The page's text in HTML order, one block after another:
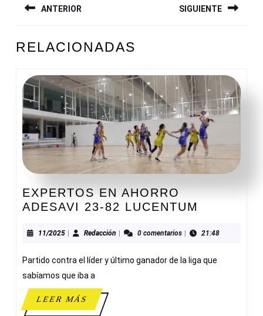
DE
ANTERIOR
anterior:
SIGUIENTE
entrada:
RELACIONADAS
EXPERTOS EN AHORRO
ADESAVI 23-82 LUCENTUM
AHORRO
23-
11/202511/2025
| Redacción Redacción
| 0 comentarios | 21:48
Partido contra el líder y último ganador de la liga que
sabíamos que iba a
LEER MÁSLEER
MÁS